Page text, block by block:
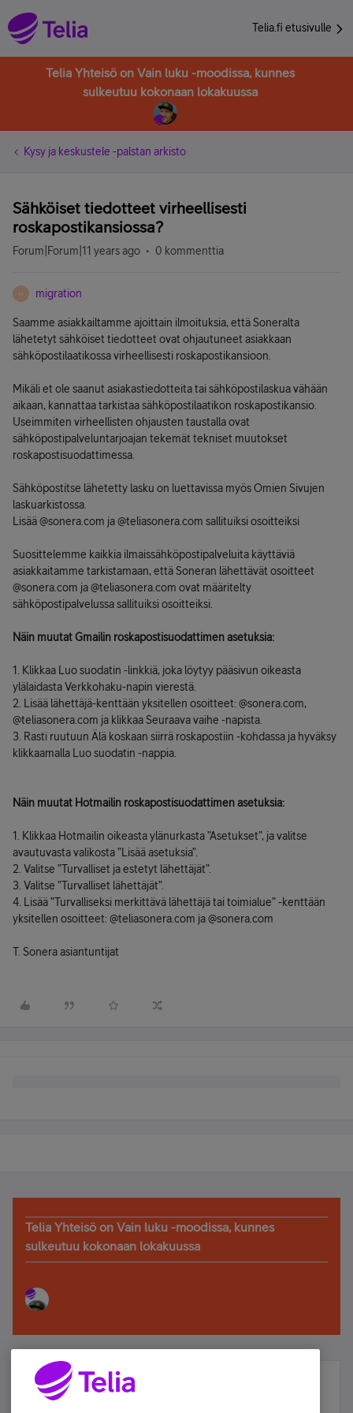
Telia.fi etusivulle
Telia Yhteisö on Vain luku -moodissa, kunnes
sulkeutuu kokonaan lokakuussa
Kysy ja keskustele -palstan arkisto
Sähköiset tiedotteet virheellisesti
roskapostikansiossa?
Forum|Forum|11 years ago 0 kommenttia
M migration
Saamme asiakkailtamme ajoittain ilmoituksia, että Soneralta
lähetetyt sähköiset tiedotteet ovat ohjautuneet asiakkaan
sähköpostilaatikossa virheellisesti roskapostikansioon.
Mikäli et ole saanut asiakastiedotteita tai sähköpostilaskua vähään
aikaan, kannattaa tarkistaa sähköpostilaatikon roskapostikansio.
Useimmiten virheellisten ohjausten taustalla ovat
sähköpostipalveluntarjoajan tekemät tekniset muutokset
roskapostisuodattimessa.
Sähköpostitse lähetetty lasku on luettavissa myös Omien Sivujen
laskuarkistossa.
Lisää @sonera.com ja @teliasonera.com sallituiksi osoitteiksi
Suosittelemme kaikkia ilmaissähköpostipalveluita käyttäviä
asiakkaitamme tarkistamaan, että Soneran lähettävät osoitteet
@sonera.com ja @teliasonera.com ovat määritelty
sähköpostipalvelussa sallituiksi osoitteiksi.
Näin muutat Gmailin roskapostisuodattimen asetuksia:
1. Klikkaa Luo suodatin -linkkiä, joka löytyy pääsivun oikeasta
ylälaidasta Verkkohaku-napin vierestä.
2. Lisää lähettäjä-kenttään yksitellen osoitteet: @sonera.com,
@teliasonera.com ja klikkaa Seuraava vaihe -napista.
3. Rasti ruutuun Älä koskaan siirrä roskapostiin -kohdassa ja hyväksy
klikkaamalla Luo suodatin -nappia.
Näin muutat Hotmailin roskapostisuodattimen asetuksia:
1. Klikkaa Hotmailin oikeasta ylänurkasta ”Asetukset”, ja valitse
avautuvasta valikosta ”Lisää asetuksia”.
2. Valitse ”Turvalliset ja estetyt lähettäjät”.
3. Valitse ”Turvalliset lähettäjät”.
4. Lisää ”Turvalliseksi merkittävä lähettäjä tai toimialue” -kenttään
yksitellen osoitteet: @teliasonera.com ja @sonera.com
T. Sonera asiantuntijat
Telia Yhteisö on Vain luku -moodissa, kunnes
sulkeutuu kokonaan lokakuussa
Älä jää paitsi – osallistu ja voita!